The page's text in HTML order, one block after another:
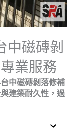
中磁磚剝
業服務
中磁磚剝落修補
建築耐久性，過